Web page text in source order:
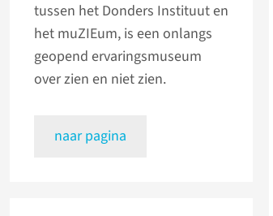
tussen het Donders Instituut en
het muZIEum, is een onlangs
geopend ervaringsmuseum
over zien en niet zien.
naar pagina